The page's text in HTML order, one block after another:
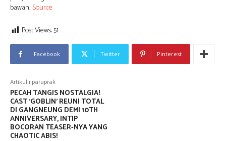
bawah! Source
Post Views:51
Facebook Twitter Pinterest
Artikulli paraprak
PECAH TANGIS NOSTALGIA!
CAST ‘GOBLIN’ REUNI TOTAL
DI GANGNEUNG DEMI 10TH
ANNIVERSARY, INTIP
BOCORAN TEASER-NYA YANG
CHAOTIC ABIS!